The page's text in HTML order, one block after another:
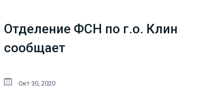
Отделение ФСН по г.о. Клин
сообщает
Окт 30, 2020